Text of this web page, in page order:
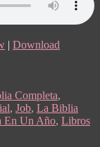
| Download
Completa,
, Job, La Biblia
En Un Año, Libros